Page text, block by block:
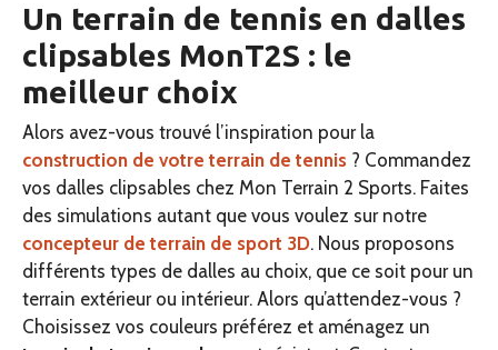
Un terrain de tennis en dalles
clipsables MonT2S : le
meilleur choix
Alors avez-vous trouvé l’inspiration pour la
construction de votre terrain de tennis ? Commandez
vos dalles clipsables chez Mon Terrain 2 Sports. Faites
des simulations autant que vous voulez sur notre
concepteur de terrain de sport 3D. Nous proposons
différents types de dalles au choix, que ce soit pour un
terrain extérieur ou intérieur. Alors qu’attendez-vous ?
Choisissez vos couleurs préférez et aménagez un